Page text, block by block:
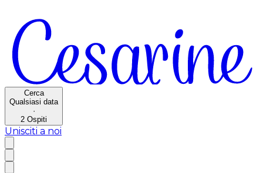
Cerca
Qualsiasi data
·
2 Ospiti
Unisciti a noi